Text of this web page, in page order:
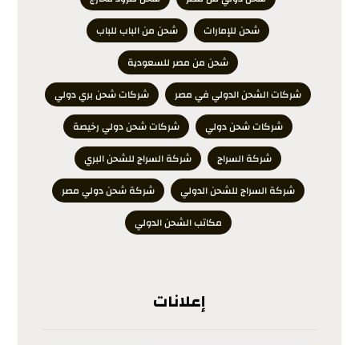
شحن للإمارات
شحن من الباب للباب
شحن من مصر للسعودية
شركات الشحن الدولي في مصر
شركات شحن بري دولي
شركات شحن دولي
شركات شحن دولي رخيصة
شركة السراج
شركة السراج للشحن البري
شركة السراج للشحن الدولي
شركة شحن دولي مصر
مكاتب الشحن الدولي
إعلانات